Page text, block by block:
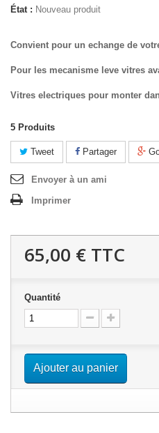
État : Nouveau produit
Convient pour un echange de
Pour les mecanisme leve vitres
Vitres electriques pour monter
5 Produits
Tweet Partager
Envoyer à un ami
Imprimer
65,00 € TTC
Quantité
Ajouter au panier